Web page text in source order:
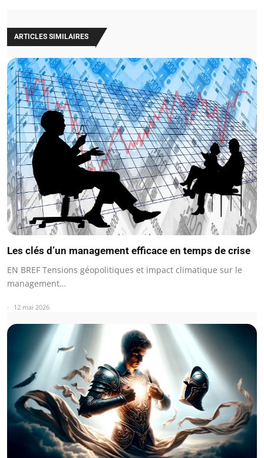
ARTICLES SIMILAIRES
Les clés d’un management efficace en temps de crise
EN BREF Tensions géopolitiques et impact climatique sur le
management…
12 mai 2026